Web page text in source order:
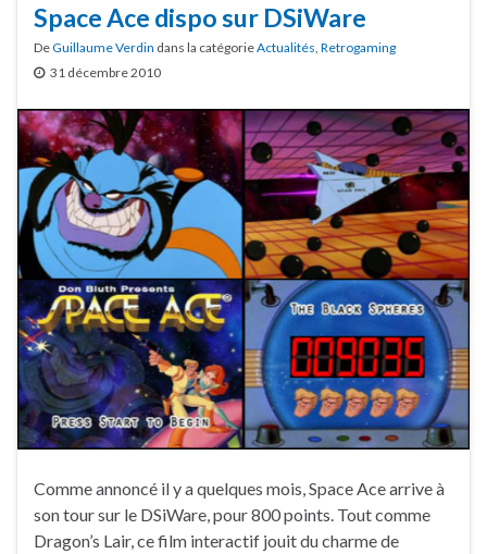
Space Ace dispo sur DSiWare
DeGuillaume Verdin dans la catégorieActualités Retrogaming
31 décembre 2010
Comme annoncé il y a quelques mois, Space Ace arrive à
son tour sur le DSiWare, pour 800 points. Tout comme
Dragon’s Lair, ce film interactif jouit du charme de